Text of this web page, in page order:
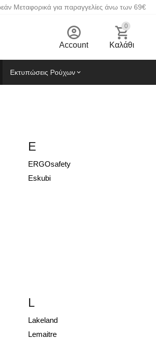
Μεταφορικά για παραγγελίες άνω των 69€
Account
0
Καλάθι
Εκτυπώσεις Ρούχων
E
ERGOsafety
Eskubi
L
Lakeland
Lemaitre